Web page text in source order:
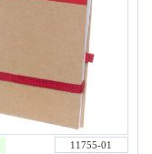
11755-01